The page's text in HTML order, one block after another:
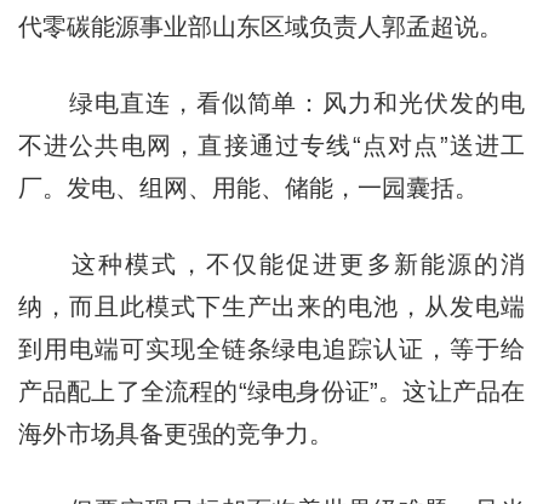
代零碳能源事业部山东区域负责人郭孟超说。
绿电直连，看似简单：风力和光伏发的电
不进公共电网，直接通过专线“点对点”送进工
厂。发电、组网、用能、储能，一园囊括。
这种模式，不仅能促进更多新能源的消
纳，而且此模式下生产出来的电池，从发电端
到用电端可实现全链条绿电追踪认证，等于给
产品配上了全流程的“绿电身份证”。这让产品在
海外市场具备更强的竞争力。